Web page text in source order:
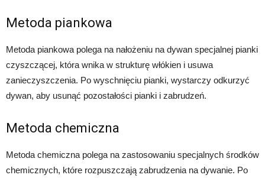
Metoda piankowa
Metoda piankowa polega na nałożeniu na dywan specjalnej pianki
czyszczącej, która wnika w strukturę włókien i usuwa
zanieczyszczenia. Po wyschnięciu pianki, wystarczy odkurzyć
dywan, aby usunąć pozostałości pianki i zabrudzeń.
Metoda chemiczna
Metoda chemiczna polega na zastosowaniu specjalnych środków
chemicznych, które rozpuszczają zabrudzenia na dywanie. Po